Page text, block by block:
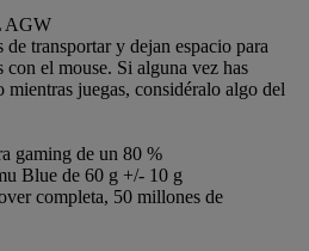
transportar y dejan espacio para
el mouse. Si alguna vez has
mientras juegas, considéralo algo del
gaming de un 80 %
Blue de 60 g +/- 10 g
completa, 50 millones de